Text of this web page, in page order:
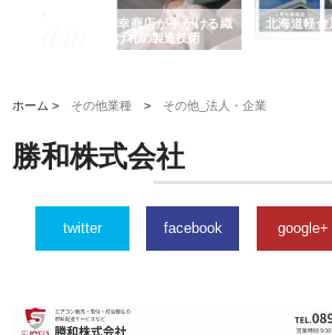
有限会社松幸商店が手がける織
ネームと下げ札の製造技術
北海道軽金属株式
フライとテーパー
用ページを新設
ホーム > その他業種 > その他_法人・企業
勝和株式会社
twitter facebook google+